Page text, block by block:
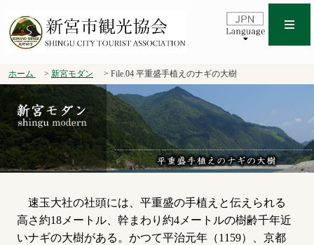
ホーム 新宮モダン File.04 平重盛手植えのナギの大樹
速玉大社の社頭には、平重盛の手植えと伝えられる
高さ約18メートル、幹まわり約4メートルの樹齢千年近
いナギの大樹がある。かつて平治元年（1159）、京都